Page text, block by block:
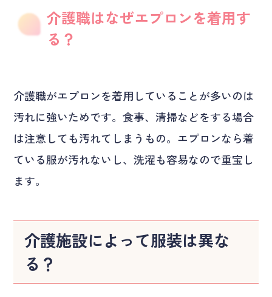
介護職はなぜエプロンを着用す
る？
介護職がエプロンを着用していることが多いのは
汚れに強いためです。食事、清掃などをする場合
は注意しても汚れてしまうもの。エプロンなら着
ている服が汚れないし、洗濯も容易なので重宝し
ます。
介護施設によって服装は異な
る？